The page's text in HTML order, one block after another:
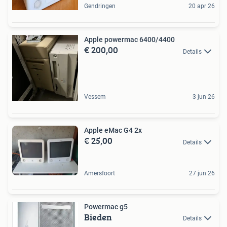
Gendringen 20 apr 26
Apple powermac 6400/4400
€ 200,00 Details
Vessem 3 jun 26
Apple eMac G4 2x
€ 25,00 Details
Amersfoort 27 jun 26
Powermac g5
Bieden Details